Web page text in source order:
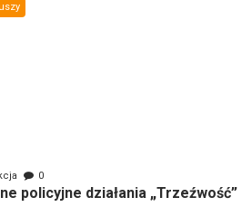
0
policyjne działania „Trzeźwość”